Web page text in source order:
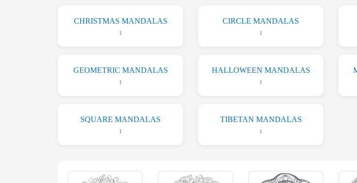
CHRISTMAS MANDALAS
1
CIRCLE MANDALAS
1
GEOMETRIC MANDALAS
1
HALLOWEEN MANDALAS
1
SQUARE MANDALAS
1
TIBETAN MANDALAS
1